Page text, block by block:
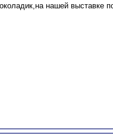
нашей выставке